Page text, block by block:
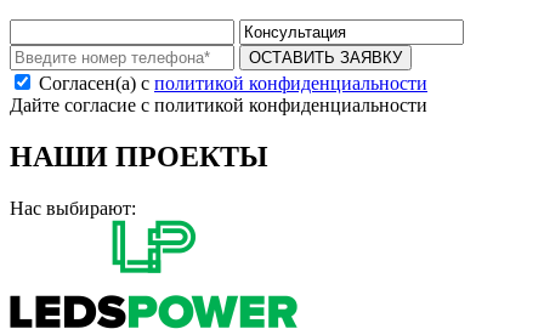
ОСТАВИТЬ ЗАЯВКУ
Согласен(а) с политикой конфиденциальности
Дайте согласие с политикой конфиденциальности
НАШИ ПРОЕКТЫ
Нас выбирают: